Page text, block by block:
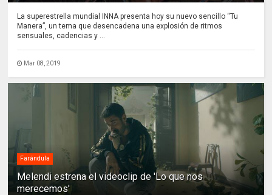
La superestrella mundial INNA presenta hoy su nuevo sencillo “Tu
Manera”, un tema que desencadena una explosión de ritmos
sensuales, cadencias y ...
Mar 08, 2019
Farándula
Melendi estrena el videoclip de 'Lo que nos
merecemos'